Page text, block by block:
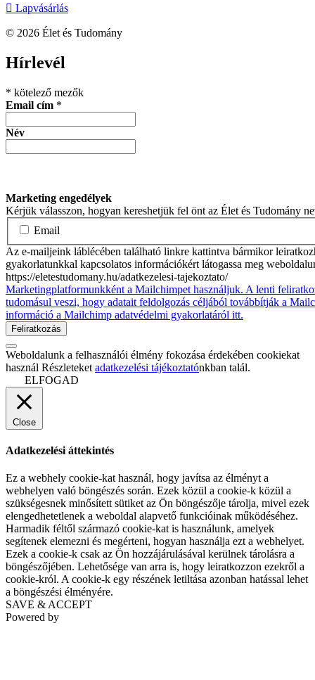
Lapvásárlás
© 2026 Élet és Tudomány
facebook-
1
youtube-
1
email
Hírlevél
* kötelező mezők
Email cím *
Név
Marketing engedélyek
Kérjük válasszon, hogyan kereshetjük fel önt az Élet és Tudomány
Email
Az e-mailjeink láblécében található linkre kattintva bármikor
gyakorlatunkkal kapcsolatos információkért látogassa meg
https://eletestudomany.hu/adatkezelesi-tajekoztato/
Marketingplatformunkként a Mailchimpet használjuk. A lenti
tudomásul veszi, hogy adatait feldolgozás céljából továbbítják a
információ a Mailchimp adatvédelmi gyakorlatáról itt.
Weboldalunk a felhasználói élmény fokozása érdekében cookiekat
használ Részleteket adatkezelési tájékoztatónkban talál.
ELFOGAD
Close
Adatkezelési áttekintés
Ez a webhely cookie-kat használ, hogy javítsa az élményt a
webhelyen való böngészés során. Ezek közül a cookie-k közül a
szükségesnek minősített sütiket az Ön böngészője tárolja, mivel ezek
elengedhetetlenek a weboldal alapvető funkcióinak működéséhez.
Harmadik féltől származó cookie-kat is használunk, amelyek
segítenek elemezni és megérteni, hogyan használja ezt a webhelyet.
Ezek a cookie-k csak az Ön hozzájárulásával kerülnek tárolásra a
böngészőjében. Lehetősége van arra is, hogy leiratkozzon ezekről a
cookie-król. A cookie-k egy részének letiltása azonban hatással lehet
a böngészési élményére.
SAVE & ACCEPT
Powered by